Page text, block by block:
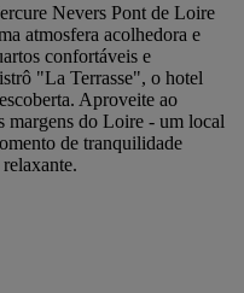
Nevers Pont de Loire
atmosfera acolhedora e
confortáveis e
"La Terrasse", o hotel
Aproveite ao
margens do Loire - um local
de tranquilidade